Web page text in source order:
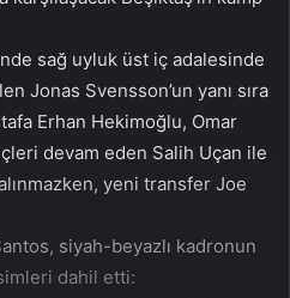
sağ uyluk üst iç adalesinde
Jonas Svensson’un yanı sıra
Erhan Hekimoğlu, Omar
devam eden Salih Uçan ile
yeni transfer Joe
siyah-beyazlı kadronun
dahil etti: